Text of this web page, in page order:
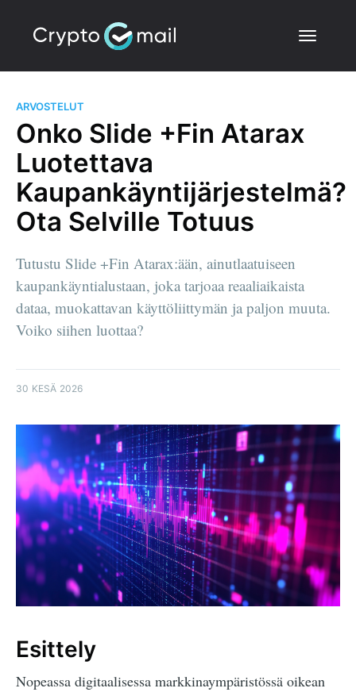
ARVOSTELUT
Onko Slide +Fin Atarax
Luotettava
Kaupankäyntijärjestelmä?
Ota Selville Totuus
Tutustu Slide +Fin Atarax:ään, ainutlaatuiseen
kaupankäyntialustaan, joka tarjoaa reaaliaikaista
dataa, muokattavan käyttöliittymän ja paljon muuta.
Voiko siihen luottaa?
30 KESÄ 2026
Esittely
Nopeassa digitaalisessa markkinaympäristössä oikean